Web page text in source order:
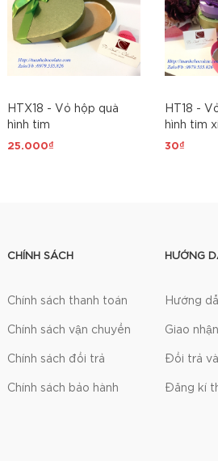
HTX18 - Vỏ hộp quà
hình tim
25.000₫
HT18 -
hình tim
30₫
CHÍNH SÁCH
Chính sách thanh toán
Chính sách vận chuyển
Chính sách đổi trả
Chính sách bảo hành
HƯỚNG
Hướng
Giao
Đổi trả
Đăng kí